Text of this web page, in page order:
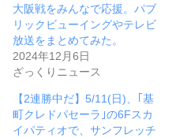
大阪戦をみんなで応援。パブ
リックビューイングやテレビ
放送をまとめてみた。
2024年12月6日
ざっくりニュース
【2連勝中だ】5/11(日)、｢基
町クレドパセーラ｣の6Fスカ
イパティオで、サンフレッチ